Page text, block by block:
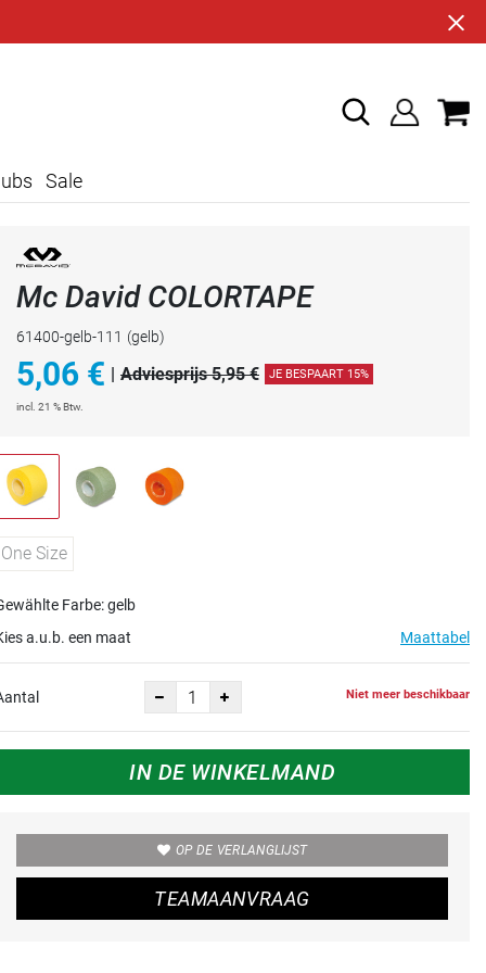
Sale
Mc David COLORTAPE
61400-gelb-111 (gelb)
5,06 € | Adviesprijs 5,95 € JE BESPAART 15%
incl. 21 % Btw.
One Size
Farbe: gelb
a.u.b. een maat
Maattabel
Niet meer beschikbaar
IN DE WINKELMAND
OP DE VERLANGLIJST
TEAMAANVRAAG